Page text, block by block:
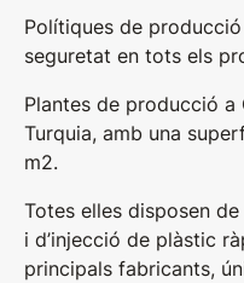
Polítiques de
seguretat en tots els
Plantes de producció a
Turquia, amb una
m2.
Totes elles disposen
i d’injecció de plàstic
principals fabricants,